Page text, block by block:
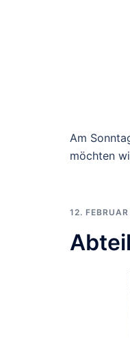
Am
möchten
12.